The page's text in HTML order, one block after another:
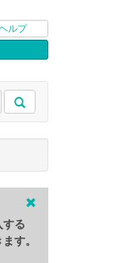
ルプ
する
す。